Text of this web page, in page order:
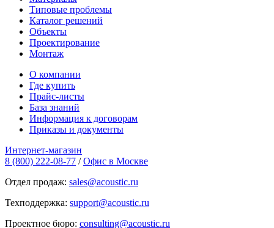
Типовые проблемы
Каталог решений
Объекты
Проектирование
Монтаж
О компании
Где купить
Прайс-листы
База знаний
Информация к договорам
Приказы и документы
Интернет-магазин
8 (800) 222-08-77 / Офис в Москве
Отдел продаж: sales@acoustic.ru
Техподдержка: support@acoustic.ru
Проектное бюро: consulting@acoustic.ru